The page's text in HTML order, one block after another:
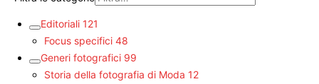
Editoriali 121
Focus specifici 48
Generi fotografici 99
Storia della fotografia di Moda 12